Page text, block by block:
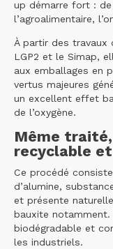
up démarre fort :
l’agroalimentaire,
À partir des travaux
LGP2 et le Simap,
aux emballages en
vertus majeures
un excellent effet
de l’oxygène.
Même
recyclable
Ce procédé
d’alumine,
et présente
bauxite notamment.
biodégradable et
les industriels.